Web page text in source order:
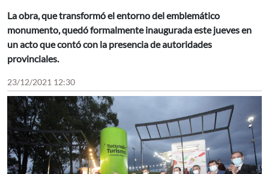
La obra, que transformó el entorno del emblemático
monumento, quedó formalmente inaugurada este jueves en
un acto que contó con la presencia de autoridades
provinciales.
23/12/2021 12:30